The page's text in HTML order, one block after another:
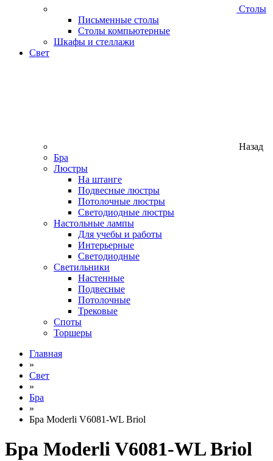
Столы
Письменные столы
Столы компьютерные
Шкафы и стеллажи
Свет
Назад
Бра
Люстры
На штанге
Подвесные люстры
Потолочные люстры
Светодиодные люстры
Настольные лампы
Для учебы и работы
Интерьерные
Светодиодные
Светильники
Настенные
Подвесные
Потолочные
Трековые
Споты
Торшеры
Главная
»
Свет
»
Бра
»
Бра Moderli V6081-WL Briol
Бра Moderli V6081-WL Briol